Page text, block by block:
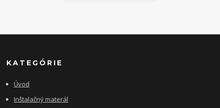
KATEGÓRIE
Úvod
Inštalačný materál